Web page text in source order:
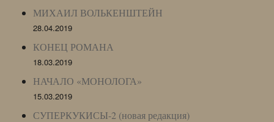
МИХАИЛ ВОЛЬКЕНШТЕЙН
28.04.2019
КОНЕЦ РОМАНА
18.03.2019
НАЧАЛО «МОНОЛОГА»
15.03.2019
СУПЕРКУКИСЫ-2 (новая редакция)